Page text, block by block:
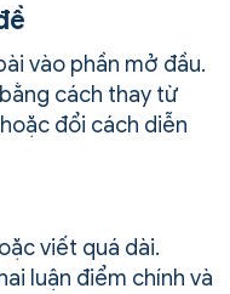
vào phần mở đầu.
cách thay từ
đổi cách diễn
viết quá dài.
luận điểm chính và